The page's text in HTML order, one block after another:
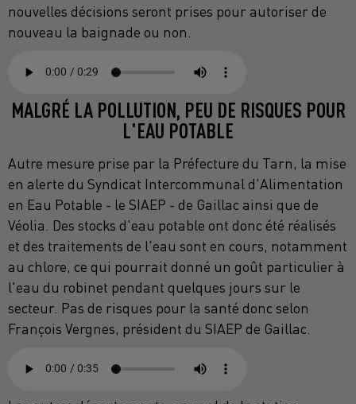
nouvelles décisions seront prises pour autoriser de
nouveau la baignade ou non.
MALGRÉ LA POLLUTION, PEU DE RISQUES POUR
L'EAU POTABLE
Autre mesure prise par la Préfecture du Tarn, la mise
en alerte du Syndicat Intercommunal d'Alimentation
en Eau Potable - le SIAEP - de Gaillac ainsi que de
Véolia. Des stocks d'eau potable ont donc été réalisés
et des traitements de l'eau sont en cours, notamment
au chlore, ce qui pourrait donné un goût particulier à
l'eau du robinet pendant quelques jours sur le
secteur. Pas de risques pour la santé donc selon
François Vergnes, président du SIAEP de Gaillac.